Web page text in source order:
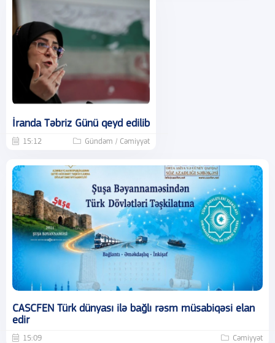
İranda Təbriz Günü qeyd edilib
15:12 Gündəm / Cəmiyyət
CASCFEN Türk dünyası ilə bağlı rəsm müsabiqəsi elan
edir
15:09 Cəmiyyət